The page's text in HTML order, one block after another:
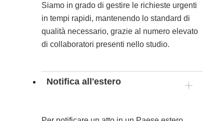
Siamo in grado di gestire le richieste urgenti
in tempi rapidi, mantenendo lo standard di
qualità necessario, grazie al numero elevato
di collaboratori presenti nello studio.
Notifica all'estero